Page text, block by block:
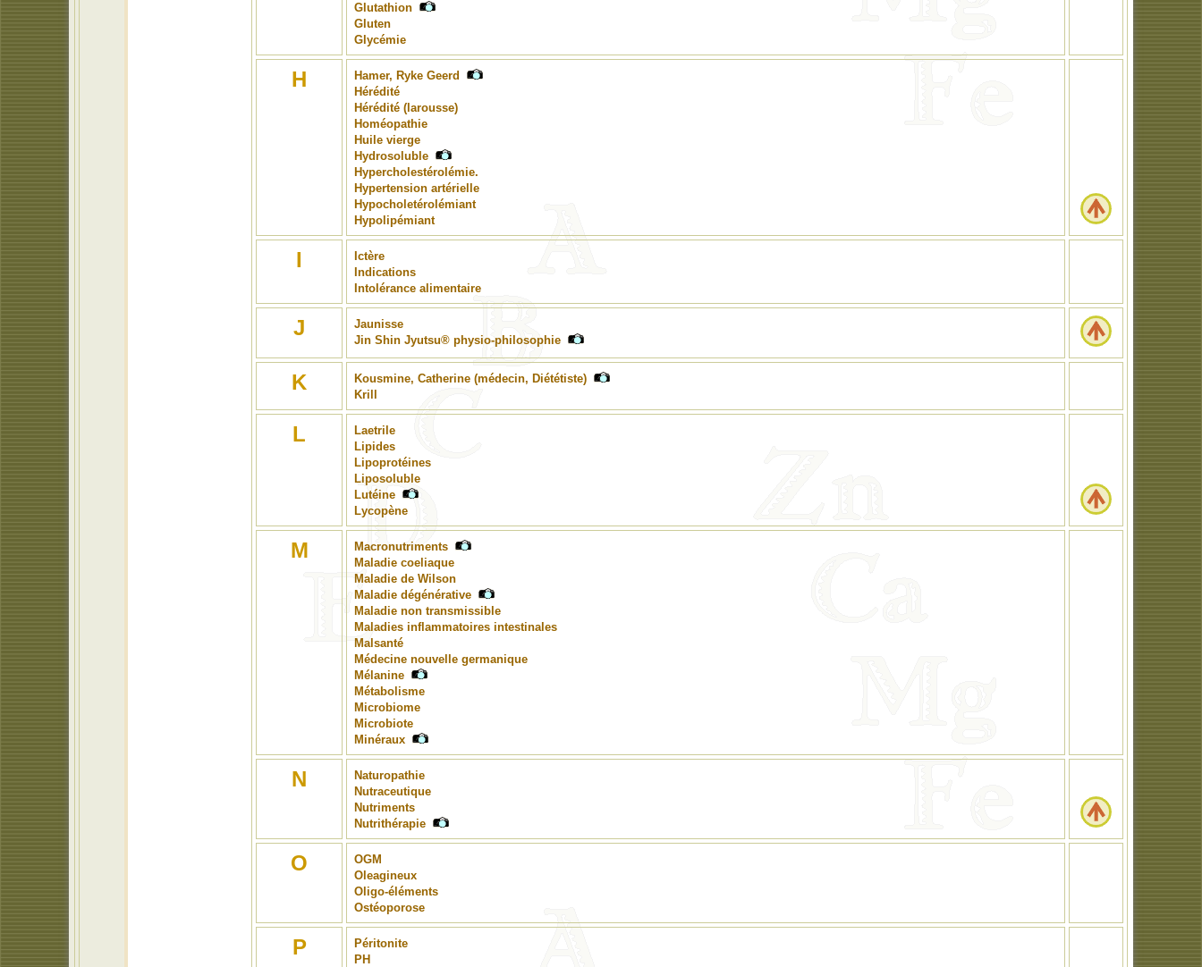
Glutathion
Gluten
Glycémie
H
Hamer, Ryke Geerd
Hérédité
Hérédité (larousse)
Homéopathie
Huile vierge
Hydrosoluble
Hypercholestérolémie.
Hypertension artérielle
Hypocholetérolémiant
Hypolipémiant
I
Ictère
Indications
Intolérance alimentaire
J
Jaunisse
Jin Shin Jyutsu® physio-philosophie
K
Kousmine, Catherine (médecin, Diététiste)
Krill
L
Laetrile
Lipides
Lipoprotéines
Liposoluble
Lutéine
Lycopène
M
Macronutriments
Maladie coeliaque
Maladie de Wilson
Maladie dégénérative
Maladie non transmissible
Maladies inflammatoires intestinales
Malsanté
Médecine nouvelle germanique
Mélanine
Métabolisme
Microbiome
Microbiote
Minéraux
N
Naturopathie
Nutraceutique
Nutriments
Nutrithérapie
O
OGM
Oleagineux
Oligo-éléments
Ostéoporose
P
Péritonite
PH